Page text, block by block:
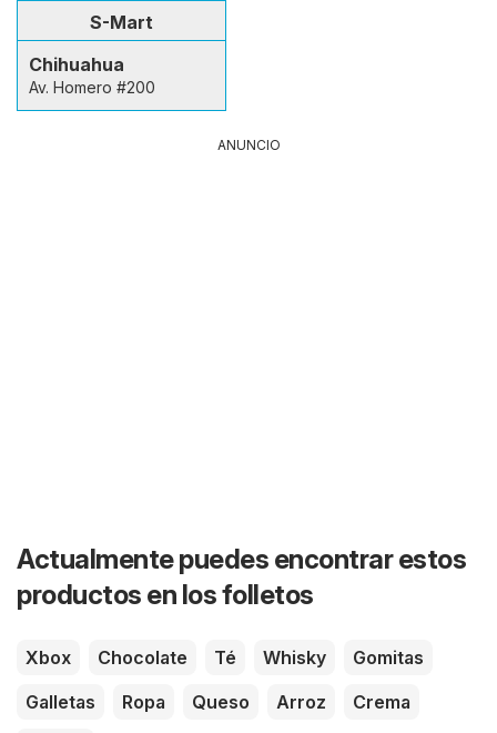
S-Mart
Chihuahua
Av. Homero #200
ANUNCIO
Actualmente puedes encontrar estos
productos en los folletos
Xbox Chocolate Té Whisky
Gomitas
Galletas
Ropa Queso Arroz
Crema